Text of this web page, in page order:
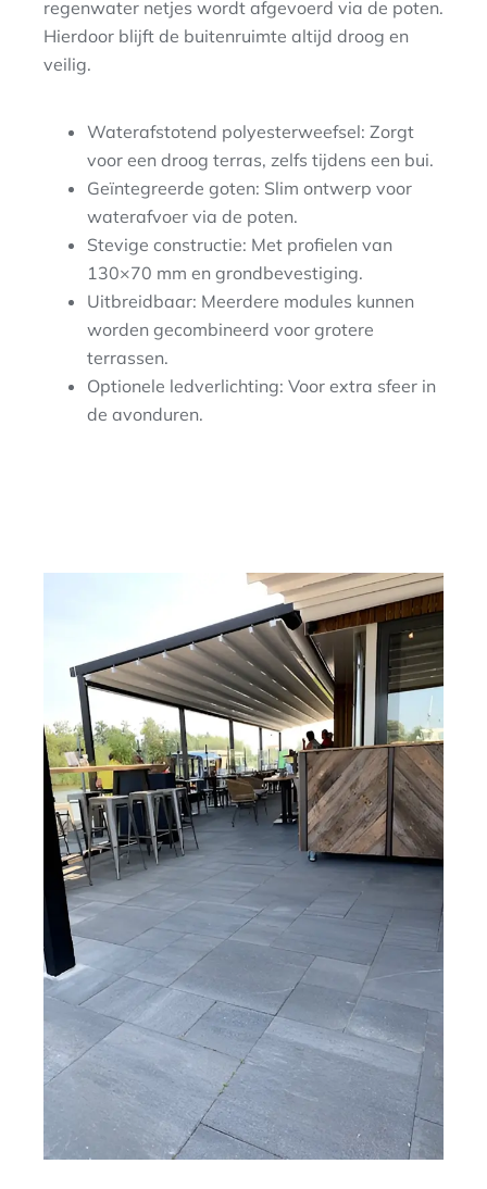
regenwater netjes wordt afgevoerd via de poten.
Hierdoor blijft de buitenruimte altijd droog en
veilig.
Waterafstotend polyesterweefsel: Zorgt
voor een droog terras, zelfs tijdens een bui.
Geïntegreerde goten: Slim ontwerp voor
waterafvoer via de poten.
Stevige constructie: Met profielen van
130×70 mm en grondbevestiging.
Uitbreidbaar: Meerdere modules kunnen
worden gecombineerd voor grotere
terrassen.
Optionele ledverlichting: Voor extra sfeer in
de avonduren.